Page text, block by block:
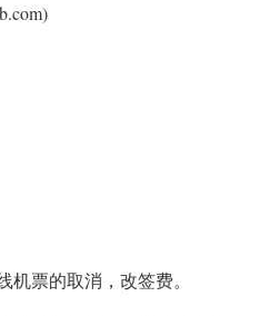
机票的取消，改签费。